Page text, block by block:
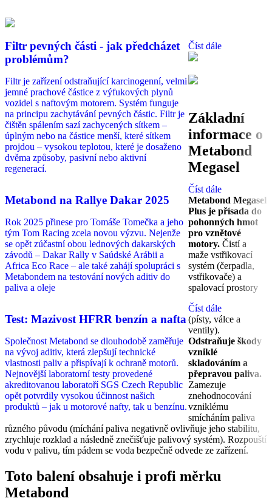
Filtr pevných části - jak předcházet
problémům?
Filtr je zařízení odstraňující karcinogenní, velmi
jemné prachové částice z výfukových plynů
vozidel s naftovým motorem. Systém funguje
na principu zachytávání pevných částic. Filtr je
čištěn spálením sazí zachycených sítkem –
úplným nebo na částice menší, které sítkem
projdou – vysokou teplotou, které je dosaženo
dvěma způsoby, pasivní nebo aktivní
regenerací.
Číst dále
Metabond na Rallye Dakar 2025
Rok 2025 přinese pro Tomáše Tomečka a jeho
tým Tom Racing zcela novou výzvu. Nejenže
se opět zúčastní obou lednových dakarských
závodů – Dakar Rally v Saúdské Arábii a
Africa Eco Race – ale také zahájí spolupráci s
Metabondem na testování nových aditiv do
paliva a oleje​
Číst dále
Test: Mazivost HFRR benzín a nafta
Společnost Metabond se dlouhodobě zaměřuje
na vývoj aditiv, která zlepšují technické
vlastnosti paliv a přispívají k ochraně motorů.
Nejnovější laboratorní testy provedené
akreditovanou laboratoří SGS Czech Republic
opět potvrdily vysokou účinnost našich
produktů – jak u motorové nafty, tak u benzínu.
Číst dále
Základní
informace o
Metabond
Megasel
Metabond Megasel
Plus je přísada do
pohonných hmot
pro vznětové
motory. Čistí a
maže vstřikovací
systém (čerpadla,
vstřikovače) a
spalovací prostory
(písty, válce a
ventily).
Odstraňuje škody
vzniklé
skladováním a
přepravou paliva.
Zamezuje
znehodnocování
vzniklému
smícháním paliva
různého původu (míchání paliva negativně ovlivňuje jeho stabilitu,
zrychluje rozklad a následně znečišťuje palivový systém). Rozpouští
vodu v palivu, tím pádem se voda bezpečně odvede ze zařízení.
Toto balení obsahuje i profi měrku
Metabond